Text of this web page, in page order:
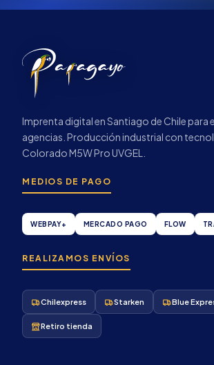
Imprenta digital en Santiago de Chile para
agencias. Producción industrial con
Colorado M5W Pro UVGEL.
MEDIOS DE PAGO
WEBPAY+ MERCADO PAGO FLOW
REALIZAMOS ENVÍOS
Chilexpress Starken Blue
Retiro tienda